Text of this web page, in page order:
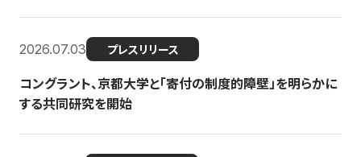
2026.07.03 プレスリリース
コングラント、京都大学と「寄付の制度的障壁」を明らかに
する共同研究を開始